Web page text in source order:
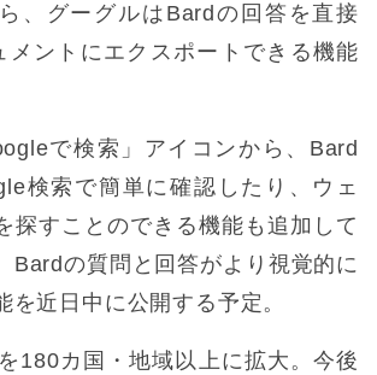
、グーグルはBardの回答を直接
メントにエクスポートできる機能
で検索」アイコンから、Bard
検索で簡単に確認したり、ウェ
探すことのできる機能も追加して
Bardの質問と回答がより視覚的に
を近日中に公開する予定。
180カ国・地域以上に拡大。今後